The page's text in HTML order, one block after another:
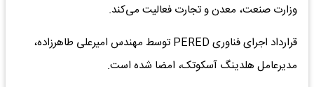
وزارت صنعت، معدن و تجارت فعالیت می‌کند.
قرارداد اجرای فناوری PERED توسط مهندس امیرعلی طاهرزاده،
مدیرعامل هلدینگ آسکوتک، امضا شده است.